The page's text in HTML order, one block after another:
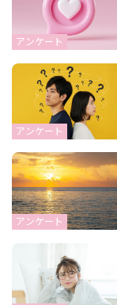
アンケート
アンケート
アンケート